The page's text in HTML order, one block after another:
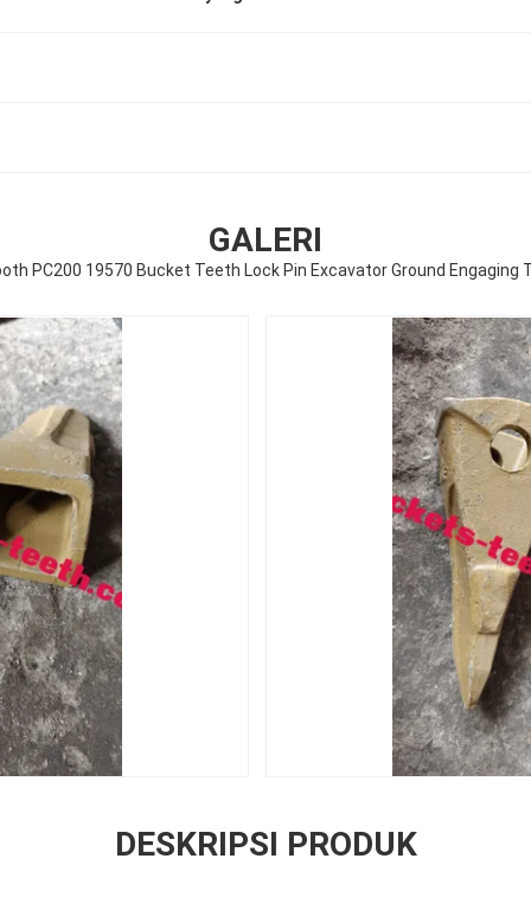
GALERI
PC200 19570 Bucket Teeth Lock Pin Excavator Ground Engaging
DESKRIPSI PRODUK